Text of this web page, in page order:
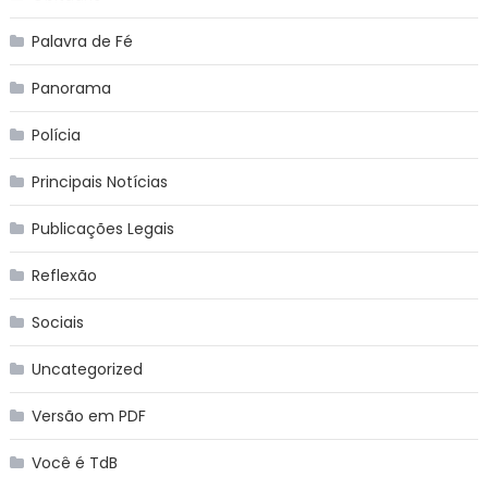
Palavra de Fé
Panorama
Polícia
Principais Notícias
Publicações Legais
Reflexão
Sociais
Uncategorized
Versão em PDF
Você é TdB